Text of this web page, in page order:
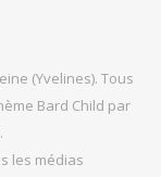
(Yvelines). Tous
Bard Child par
.
les médias